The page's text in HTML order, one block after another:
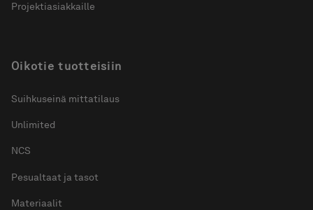
Projektiasiakkaille
Oikotie tuotteisiin
Suihkuseinä mittatilaus
Unlimited
NCS
Pesualtaat ja tasot
Materiaalit